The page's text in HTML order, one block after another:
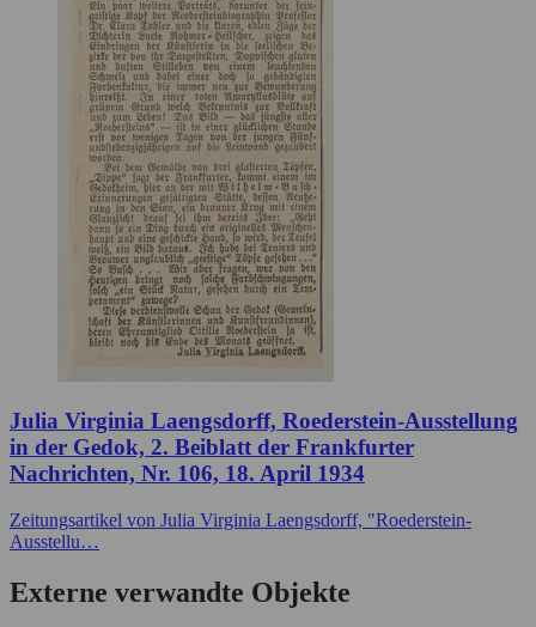
Julia Virginia Laengsdorff, Roederstein-Ausstellung
in der Gedok, 2. Beiblatt der Frankfurter
Nachrichten, Nr. 106, 18. April 1934
Zeitungsartikel von Julia Virginia Laengsdorff, "Roederstein-
Ausstellu…
Externe verwandte Objekte